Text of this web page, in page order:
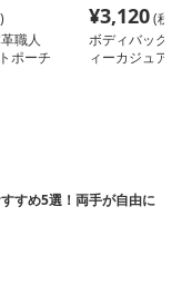
職人
ポーチ
¥3,120(税
ボディバッグ
ィーカジュア
すめ5選！両手が自由に